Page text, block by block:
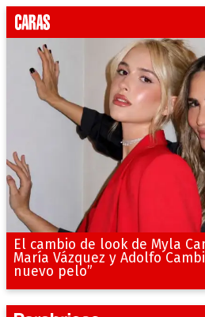
El cambio de look de Myla
María Vázquez y Adolfo
nuevo pelo”